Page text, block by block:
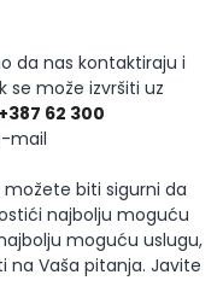
da nas kontaktiraju i
se može izvršiti uz
+387 62 300
mail
biti sigurni da
najbolju moguću
moguću uslugu,
na Vaša pitanja. Javite